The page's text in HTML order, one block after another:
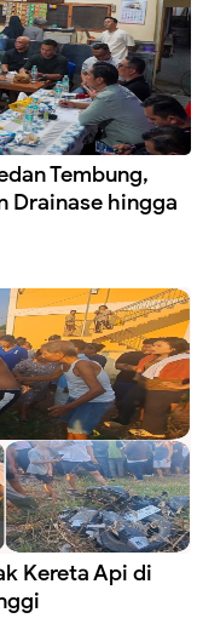
Tembung,
Drainase hingga
Kereta Api di